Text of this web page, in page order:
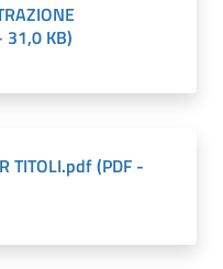
31,0 KB)
TITOLI.pdf(PDF -